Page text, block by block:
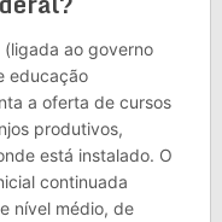
(ligada ao governo
educação
a oferta de cursos
produtivos,
está instalado. O
continuada
nível médio, de